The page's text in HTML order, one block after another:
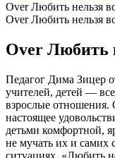
Over Любить нельзя
Over Любить нельзя
Over Любить
Педагог Дима Зицер
учителей, детей —
взрослые отношения.
настоящее
детьми комфортной,
не мучать их и самих
ситуациях. «Любить